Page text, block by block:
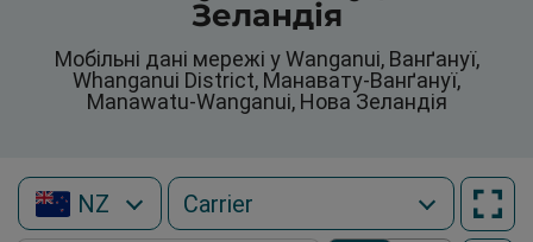
Зеландія
Мобільні дані мережі у Wanganui, Ванґануї,
Whanganui District, Манавату-Ванґануї,
Manawatu-Wanganui, Нова Зеландія
NZ